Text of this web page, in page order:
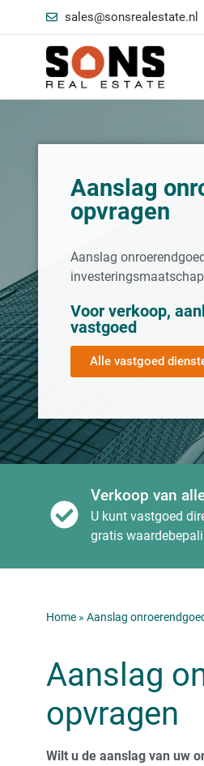
sales@sonsrealestate.nl
Aanslag
opvragen
Aanslag
Voor verkoop,
vastgoed
Alle vastgoed
Verkoop van
U kunt vastgoed
gratis
Home » Aanslag
Aanslag
opvragen
Wilt u de aanslag van uw